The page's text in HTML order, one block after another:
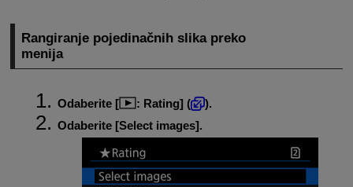
Rangiranje pojedinačnih slika preko
menija
Odaberite [ : Rating] (
).
Odaberite [Select images].